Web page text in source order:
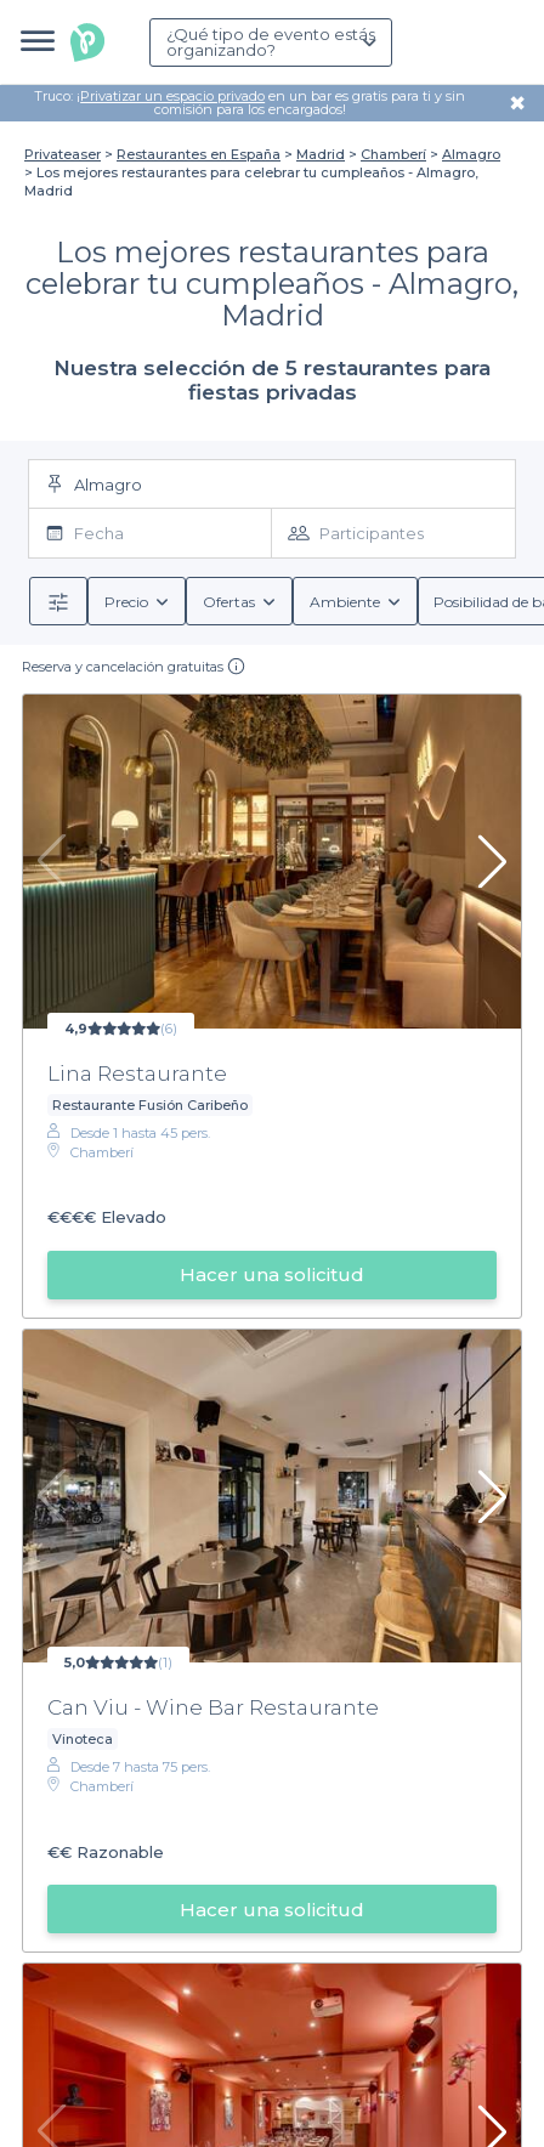
¿Qué tipo de evento estás
organizando?
Truco: ¡Privatizar un espacio privado en un bar es gratis para ti y sin
comisión para los encargados! ✖
Privateaser Restaurantes en España Madrid Chamberí
Almagro
Los mejores restaurantes para celebrar tu cumpleaños - Almagro,
Madrid
Los mejores restaurantes para
celebrar tu cumpleaños - Almagro,
Madrid
Nuestra selección de 5 restaurantes para
fiestas privadas
Almagro
Fecha Participantes
Precio Ofertas Ambiente Posibilidad de
Reserva y cancelación gratuitas
4,9 (6)
Lina Restaurante
Restaurante Fusión Caribeño
Desde 1 hasta 45 pers.
Chamberí
€€€€ Elevado
Hacer una solicitud
5,0 (1)
Can Viu - Wine Bar Restaurante
Vinoteca
Desde 7 hasta 75 pers.
Chamberí
€€ Razonable
Hacer una solicitud